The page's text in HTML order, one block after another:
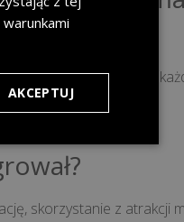
i zadba, by
skorzystanie z atrakcji
AKCEPTUJ